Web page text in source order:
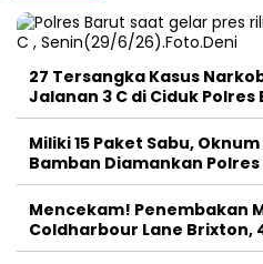
27 Tersangka Kasus
Jalanan 3 C di Ciduk
Miliki 15 Paket Sabu,
Bamban Diamankan
Mencekam! Penembakan
Coldharbour Lane Brixton,